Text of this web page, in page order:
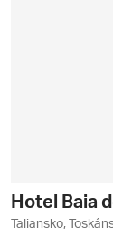
Hotel Baia
Taliansko,